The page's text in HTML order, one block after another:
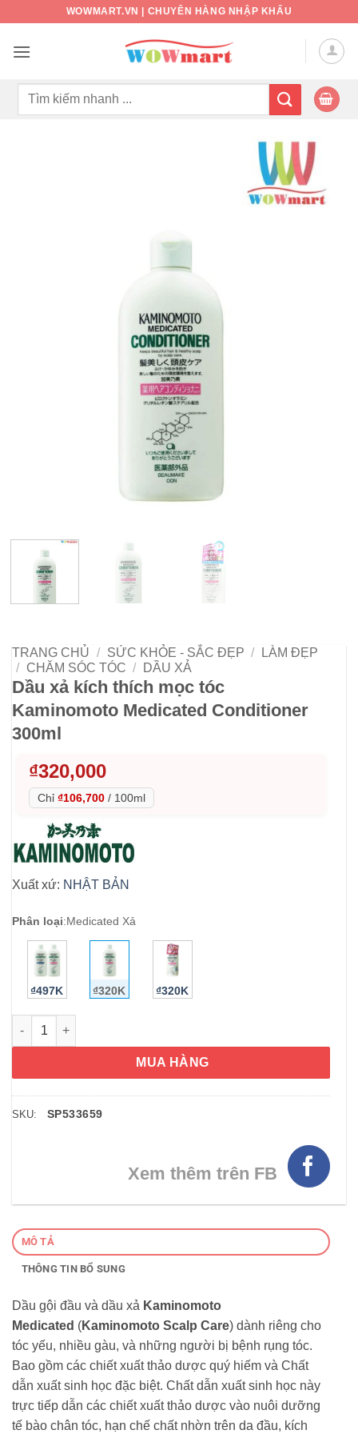
nội
WOWMART.VN | CHUYÊN HÀNG NHẬP KHẨU
Tìm
TRANG CHỦ / SỨC KHỎE - SẮC ĐẸP /
LÀM ĐẸP
/
CHĂM SÓC TÓC / DẦU XẢ
Dầu xả kích thích mọc tóc
Kaminomoto Medicated Conditioner
300ml
₫320,000
Chỉ ₫106,700 / 100ml
Xuất xứ: NHẬT BẢN
Phân loại:Medicated Xả
₫497K ₫320K ₫320K
Dầu xả kích thích mọc tóc Kaminomoto Medicated
MUA HÀNG
SKU: SP533659
Xem thêm trên FB
MÔ TẢ
THÔNG TIN BỔ SUNG
Dầu gội đầu và dầu xả Kaminomoto
Medicated (Kaminomoto Scalp Care) dành riêng cho
tóc yếu, nhiều gàu, và những người bị bệnh rụng tóc.
Bao gồm các chiết xuất thảo dược quý hiếm và Chất
dẫn xuất sinh học đặc biệt. Chất dẫn xuất sinh học này
trực tiếp dẫn các chiết xuất thảo dược vào nuôi dưỡng
tế bào chân tóc, hạn chế chất nhờn trên da đầu, kích